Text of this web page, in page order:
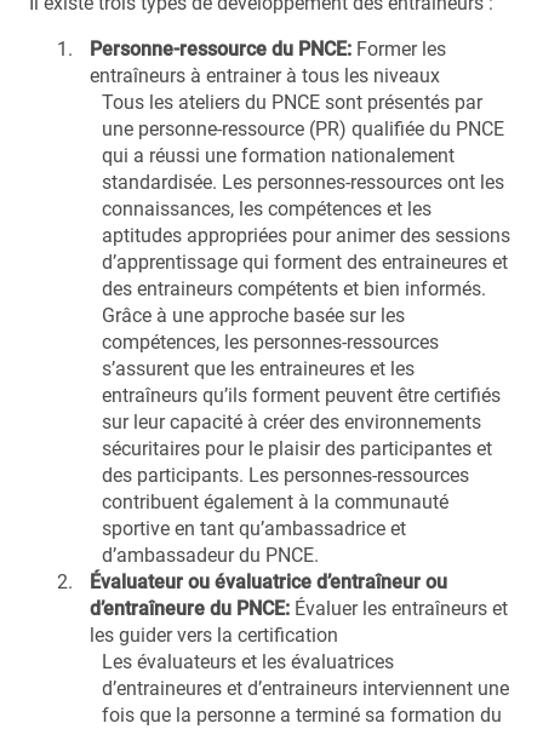
Personne-ressource du PNCE: Former les
entraîneurs à entrainer à tous les niveaux
Tous les ateliers du PNCE sont présentés par
une personne-ressource (PR) qualifiée du PNCE
qui a réussi une formation nationalement
standardisée. Les personnes-ressources ont les
connaissances, les compétences et les
aptitudes appropriées pour animer des sessions
d’apprentissage qui forment des entraineures et
des entraineurs compétents et bien informés.
Grâce à une approche basée sur les
compétences, les personnes-ressources
s’assurent que les entraineures et les
entraîneurs qu’ils forment peuvent être certifiés
sur leur capacité à créer des environnements
sécuritaires pour le plaisir des participantes et
des participants. Les personnes-ressources
contribuent également à la communauté
sportive en tant qu’ambassadrice et
d’ambassadeur du PNCE.
Évaluateur ou évaluatrice d’entraîneur ou
d’entraîneure du PNCE: Évaluer les entraîneurs et
les guider vers la certification
Les évaluateurs et les évaluatrices
d’entraineures et d’entraineurs interviennent une
fois que la personne a terminé sa formation du